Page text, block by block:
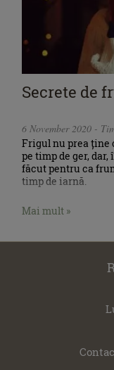
Secrete de
6 November 2020 -
Frigul nu prea ține
pe timp de ger,
făcut pentru ca
timp de iarnă.
Mai mult »